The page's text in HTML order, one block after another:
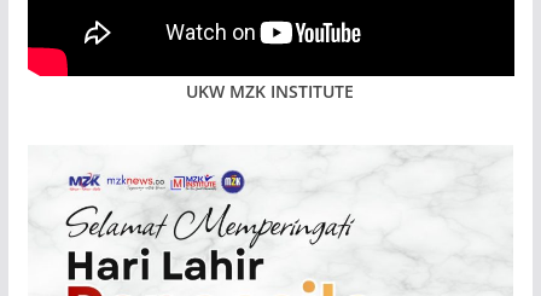
UKW MZK INSTITUTE